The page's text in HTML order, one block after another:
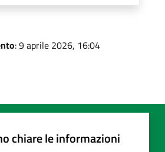
: 9 aprile 2026, 16:04
chiare le informazioni